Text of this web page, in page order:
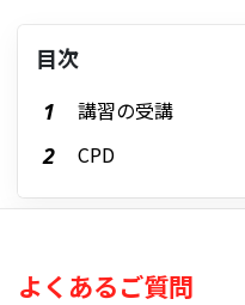
目次
講習の受講
CPD
よくあるご質問